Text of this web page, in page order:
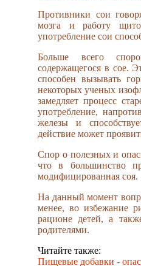
Противники сои
мозга и работу
употребление сои
Больше всего
содержащегося в сое.
способен вызывать
некоторых ученых
замедляет процесс
употребление,
железы и
действие может
Спор о полезных и
что в большинство
модифицированная соя.
На данный момент
менее, во избежание
рационе детей, а
родителями.
Читайте также:
Пищевые добавки -